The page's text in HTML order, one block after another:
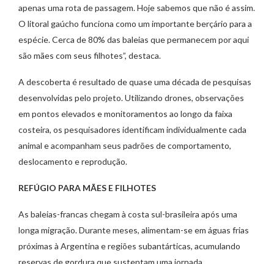
apenas uma rota de passagem. Hoje sabemos que não é assim.
O litoral gaúcho funciona como um importante berçário para a
espécie. Cerca de 80% das baleias que permanecem por aqui
são mães com seus filhotes”, destaca.
A descoberta é resultado de quase uma década de pesquisas
desenvolvidas pelo projeto. Utilizando drones, observações
em pontos elevados e monitoramentos ao longo da faixa
costeira, os pesquisadores identificam individualmente cada
animal e acompanham seus padrões de comportamento,
deslocamento e reprodução.
REFÚGIO PARA MÃES E FILHOTES
As baleias-francas chegam à costa sul-brasileira após uma
longa migração. Durante meses, alimentam-se em águas frias
próximas à Argentina e regiões subantárticas, acumulando